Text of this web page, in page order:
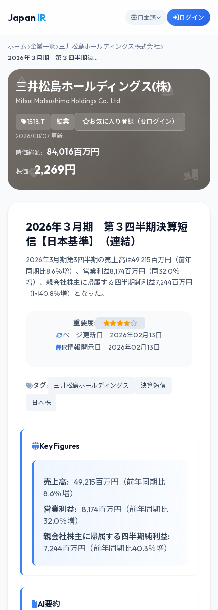
Japan IR 日本語 ログイン
ホーム 企業一覧 三井松島ホールディングス株式会社
2026年３月期 第３四半期決…
三井松島ホールディングス(株)
Mitsui Matsushima Holdings Co., Ltd.
1518.T 鉱業 お気に入り登録（要ログイン）
2026/08/07 更新
時価総額: 84,016百万円
株価: 2,269円
2026年３月期 第３四半期決算短
信【日本基準】（連結）
2026年3月期第3四半期の売上高は49,215百万円（前年
同期比8.6％増）、営業利益8,174百万円（同32.0％
増）、親会社株主に帰属する四半期純利益7,244百万円
（同40.8％増）となった。
重要度:
ページ更新日 2026年02月13日
IR情報開示日 2026年02月13日
タグ: 三井松島ホールディングス 決算短信
日本株
Key Figures
売上高: 49,215百万円（前年同期比
8.6％増）
営業利益: 8,174百万円（前年同期比
32.0％増）
親会社株主に帰属する四半期純利益:
7,244百万円（前年同期比40.8％増）
AI要約